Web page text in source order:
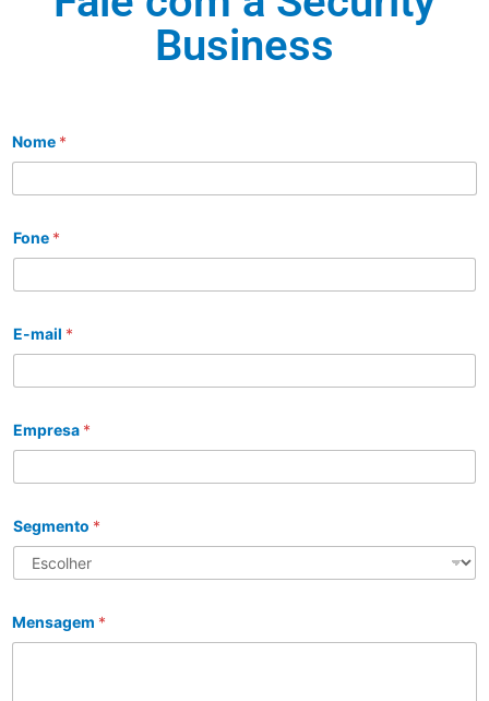
Business
Nome *
Fone *
E-mail *
Empresa *
Segmento *
Mensagem *